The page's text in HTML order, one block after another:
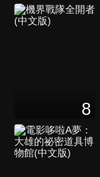
8